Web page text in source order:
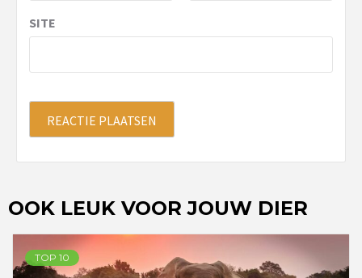
SITE
OOK LEUK VOOR JOUW DIER
TOP 10